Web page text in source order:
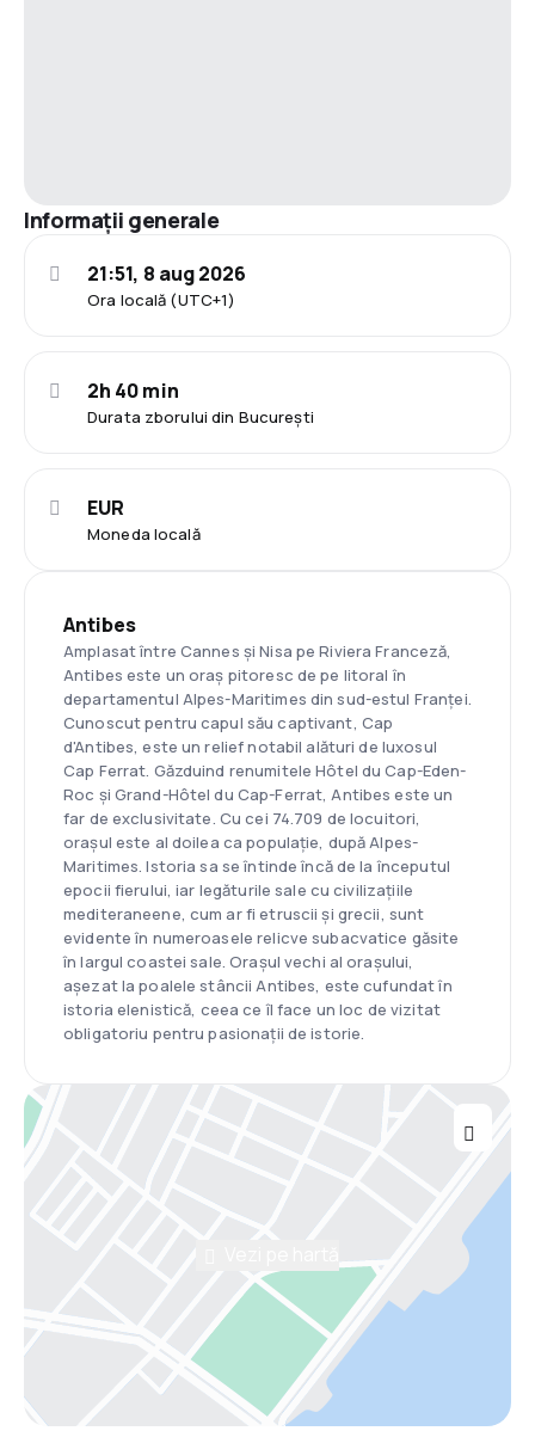
Informații generale
Ora locală (UTC+1)
21:51, 8 aug 2026
Durata zborului din București
2h 40 min
Moneda locală
EUR
Antibes
Amplasat între Cannes și Nisa pe Riviera Franceză,
Antibes este un oraș pitoresc de pe litoral în
departamentul Alpes-Maritimes din sud-estul Franței.
Cunoscut pentru capul său captivant, Cap
d'Antibes, este un relief notabil alături de luxosul
Cap Ferrat. Găzduind renumitele Hôtel du Cap-Eden-
Roc și Grand-Hôtel du Cap-Ferrat, Antibes este un
far de exclusivitate. Cu cei 74.709 de locuitori,
orașul este al doilea ca populație, după Alpes-
Maritimes. Istoria sa se întinde încă de la începutul
epocii fierului, iar legăturile sale cu civilizațiile
mediteraneene, cum ar fi etruscii și grecii, sunt
evidente în numeroasele relicve subacvatice găsite
în largul coastei sale. Orașul vechi al orașului,
așezat la poalele stâncii Antibes, este cufundat în
istoria elenistică, ceea ce îl face un loc de vizitat
obligatoriu pentru pasionații de istorie.